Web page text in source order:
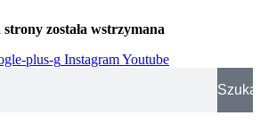
została wstrzymana
plus-g InstagramYoutube